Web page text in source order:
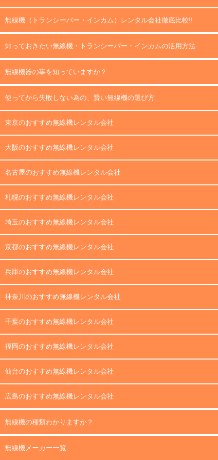
無線機（トランシーバー・インカム）レンタル会社徹底比較!!
知っておきたい無線機・トランシーバー・インカムの活用方法
無線機器の事を知っていますか？
使ってから失敗しない為の、賢い無線機の選び方
東京のおすすめ無線機レンタル会社
大阪のおすすめ無線機レンタル会社
名古屋のおすすめ無線機レンタル会社
札幌のおすすめ無線機レンタル会社
埼玉のおすすめ無線機レンタル会社
京都のおすすめ無線機レンタル会社
兵庫のおすすめ無線機レンタル会社
神奈川のおすすめ無線機レンタル会社
千葉のおすすめ無線機レンタル会社
福岡のおすすめ無線機レンタル会社
仙台のおすすめ無線機レンタル会社
広島のおすすめ無線機レンタル会社
無線機の種類わかりますか？
無線機メーカー一覧